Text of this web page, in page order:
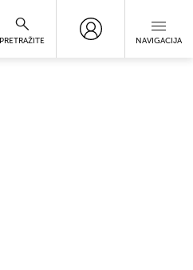
PRETRAŽITE NAVIGACIJA